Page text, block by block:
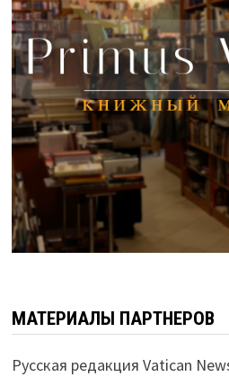
МАТЕРИАЛЫ ПАРТНЕРОВ
Русская редакция Vatican